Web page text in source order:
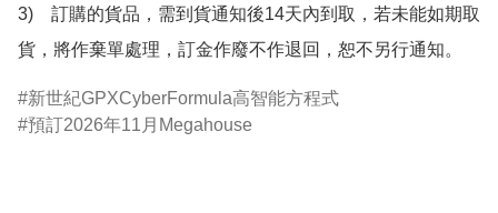
3)　訂購的貨品，需到貨通知後14天內到取，若未能如期取
貨，將作棄單處理，訂金作廢不作退回，恕不另行通知。
新世紀GPXCyberFormula高智能方程式
預訂2026年11月Megahouse